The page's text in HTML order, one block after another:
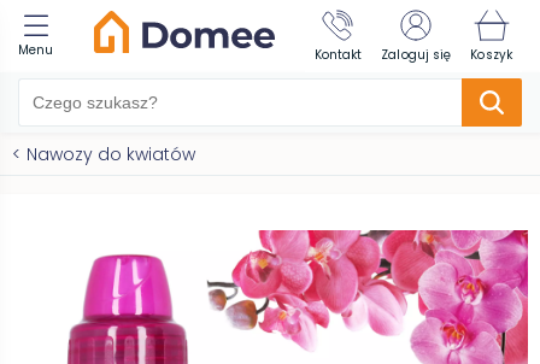
Menu Kontakt Zaloguj się Koszyk
< Nawozy do kwiatów